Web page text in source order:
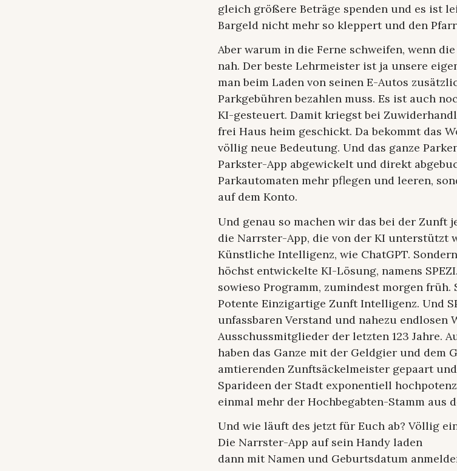
gleich größere Beträge spenden und es ist
Bargeld nicht mehr so kleppert und den
Aber warum in die Ferne schweifen, wenn
nah. Der beste Lehrmeister ist ja unsere
man beim Laden von seinen E-Autos
Parkgebühren bezahlen muss. Es ist auch
KI-gesteuert. Damit kriegst bei
frei Haus heim geschickt. Da bekommt das
völlig neue Bedeutung. Und das ganze
Parkster-App abgewickelt und direkt
Parkautomaten mehr pflegen und leeren,
auf dem Konto.
Und genau so machen wir das bei der Zunft
die Narrster-App, die von der KI unterstützt
Künstliche Intelligenz, wie ChatGPT.
höchst entwickelte KI-Lösung, namens
sowieso Programm, zumindest morgen früh.
Potente Einzigartige Zunft Intelligenz. Und
unfassbaren Verstand und nahezu endlosen
Ausschussmitglieder der letzten 123 Jahre.
haben das Ganze mit der Geldgier und dem
amtierenden Zunftsäckelmeister gepaart
Sparideen der Stadt exponentiell
einmal mehr der Hochbegabten-Stamm aus
Und wie läuft des jetzt für Euch ab? Völlig
Die Narrster-App auf sein Handy laden
dann mit Namen und Geburtsdatum